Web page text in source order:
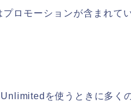
プロモーションが含まれて
を使うときに多く